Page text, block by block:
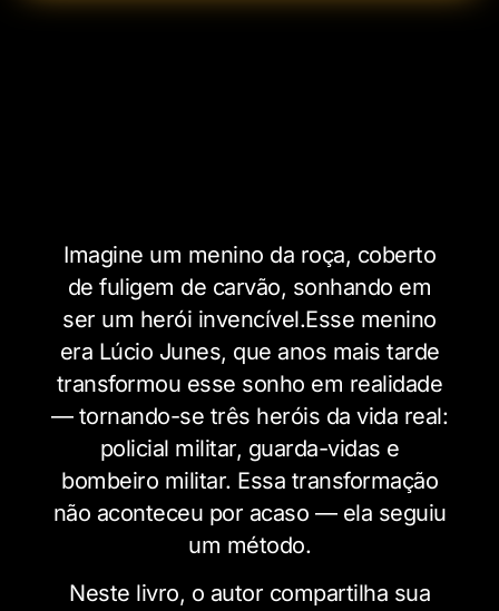
Imagine um menino da roça, coberto
de fuligem de carvão, sonhando em
ser um herói invencível.Esse menino
era Lúcio Junes, que anos mais tarde
transformou esse sonho em realidade
— tornando-se três heróis da vida real:
policial militar, guarda-vidas e
bombeiro militar. Essa transformação
não aconteceu por acaso — ela seguiu
um método.
Neste livro, o autor compartilha sua